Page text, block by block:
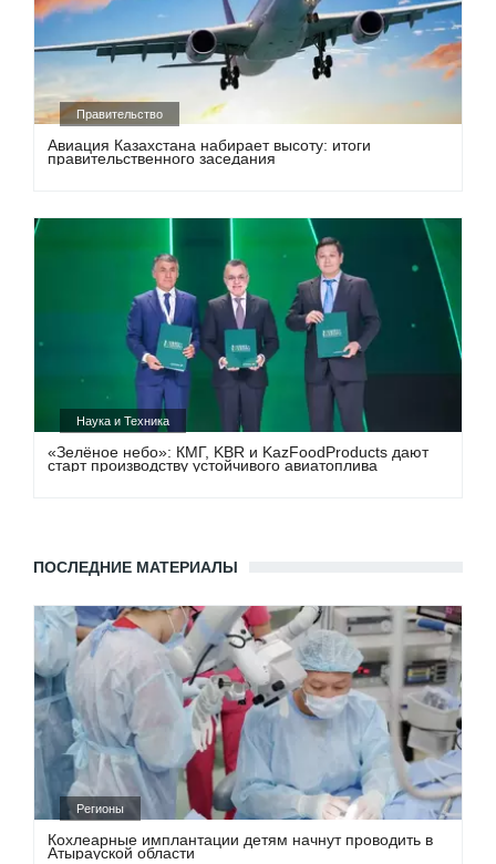
Правительство
Авиация Казахстана набирает высоту: итоги
правительственного заседания
Наука и Техника
«Зелёное небо»: КМГ, KBR и KazFoodProducts дают
старт производству устойчивого авиатоплива
ПОСЛЕДНИЕ МАТЕРИАЛЫ
Регионы
Кохлеарные имплантации детям начнут проводить в
Атырауской области